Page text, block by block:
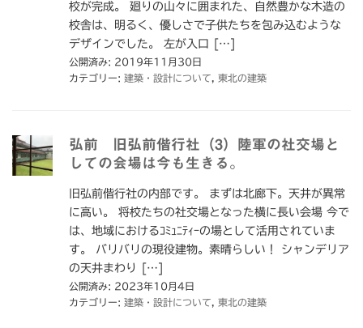
校が完成。 廻りの山々に囲まれた、自然豊かな木造の
校舎は、明るく、優しさで子供たちを包み込むような
デザインでした。 左が入口 […]
公開済み: 2019年11月30日
カテゴリー: 建築・設計について 東北の建築
弘前 旧弘前偕行社（3）陸軍の社交場と
しての会場は今も生きる。
旧弘前偕行社の内部です。 まずは北廊下。天井が異常
に高い。 将校たちの社交場となった横に長い会場 今で
は、地域におけるｺﾐｭﾆﾃｨｰの場として活用されていま
す。 バリバリの現役建物。素晴らしい！ シャンデリア
の天井まわり […]
公開済み: 2023年10月4日
カテゴリー: 建築・設計について 東北の建築